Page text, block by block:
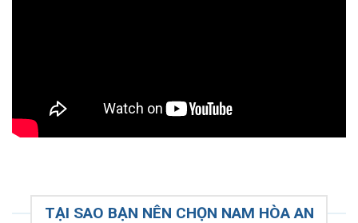
TẠI SAO BẠN NÊN CHỌN NAM HÒA AN